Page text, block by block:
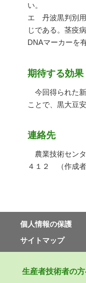
い。
エ 丹波黒判別用
じである。茎疫
DNAマーカーを
期待する効果
今回得られた
ことで、黒大豆
連絡先
農業技術セン
４１２ （作成
個⼈情報の保護
サイトマップ
⽣産者技術者の